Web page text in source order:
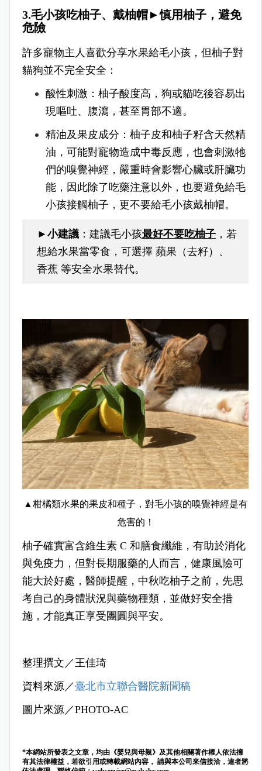
3.毛小孩吃柚子、戴柚帽►慎用柚子，避免
危險
許多寵物主人喜歡分享水果給毛小孩，但柚子對
貓狗並不完全安全：
酸性刺激：柚子酸度高，狗或貓吃後容易出
現嘔吐、腹瀉，甚至胃部不適。
精油及果皮成分：柚子皮和柚子籽含天然精
油，可能對寵物造成中毒反應，也會刺激牠
們的嗅覺神經，嚴重時會影響心臟或肝臟功
能，因此除了吃藥注意以外，也要避免給毛
小孩接觸柚子，更不要給毛小孩戴柚帽。
►小建議：建議毛小孩最好不要吃柚子，若
想給水果當零食，可選擇 蘋果（去籽）、
香蕉 等安全水果替代。
▲柑橘類水果的果皮和種子，對毛小孩的嗅覺神經是有
危害的！
柚子確實富含維生素 C 和膳食纖維，有助於消化
與免疫力，但對長期服藥的人而言，健康風險可
能大於好處，醫師提醒，中秋吃柚子之前，先思
考自己的身體狀況與藥物種類，並做好安全措
施，才能真正享受團圓與平安。
整理撰文／王佳琦
資料來源／臺北市立聯合醫院新聞稿
圖片來源／PHOTO-AC
*本網站所發表之文章，均由《嬰兒與母親》及其他相關著作權人依法擁
有其法律權益，若欲引用或轉載網站內容， 請與本公司來信接洽，違者將